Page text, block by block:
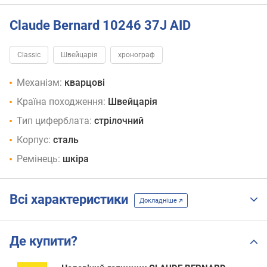
Claude Bernard 10246 37J AID
Classic Швейцарія хронограф
Механізм: кварцові
Країна походження: Швейцарія
Тип циферблата: стрілочний
Корпус: сталь
Ремінець: шкіра
Всі характеристики Докладніше
Де купити?